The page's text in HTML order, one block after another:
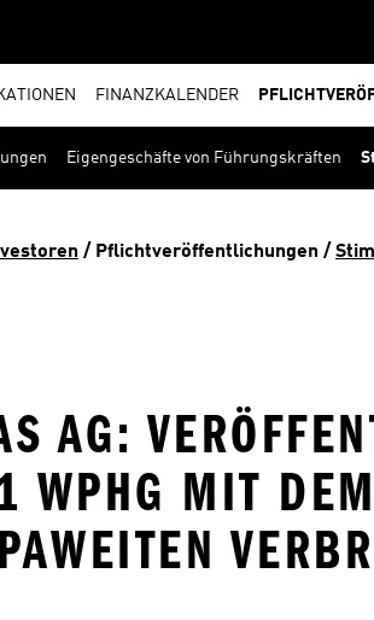
FINANZKALENDER
Eigengeschäfte von Führungskräften
/ Pflichtveröffentlichungen /
AG:
MIT DEM